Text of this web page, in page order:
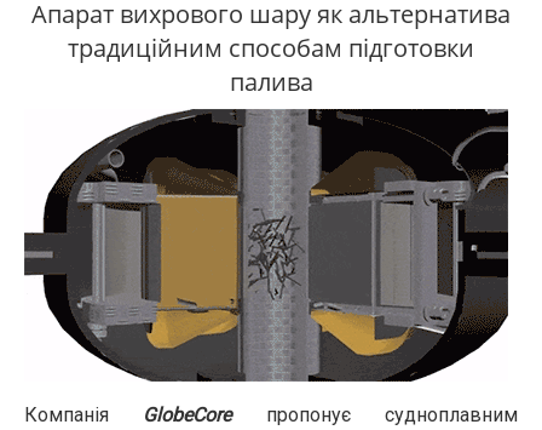
Апарат вихрового шару як альтернатива
традиційним способам підготовки
палива
Компанія GlobeCoreпропонує судноплавним